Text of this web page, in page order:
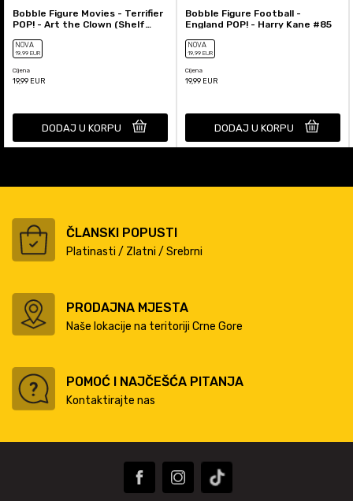
Bobble Figure Movies - Terrifier
POP! - Art the Clown (Shelf
NOVA
19,99 EUR
Cijena
19,99 EUR
DODAJ U KORPU
Bobble Figure Football -
England POP! - Harry Kane #85
NOVA
19,99 EUR
Cijena
19,99 EUR
DODAJ U KORPU
ČLANSKI POPUSTI
Platinasti / Zlatni / Srebrni
PRODAJNA MJESTA
Naše lokacije na teritoriji Crne Gore
POMOĆ I NAJČEŠĆA PITANJA
Kontaktirajte nas